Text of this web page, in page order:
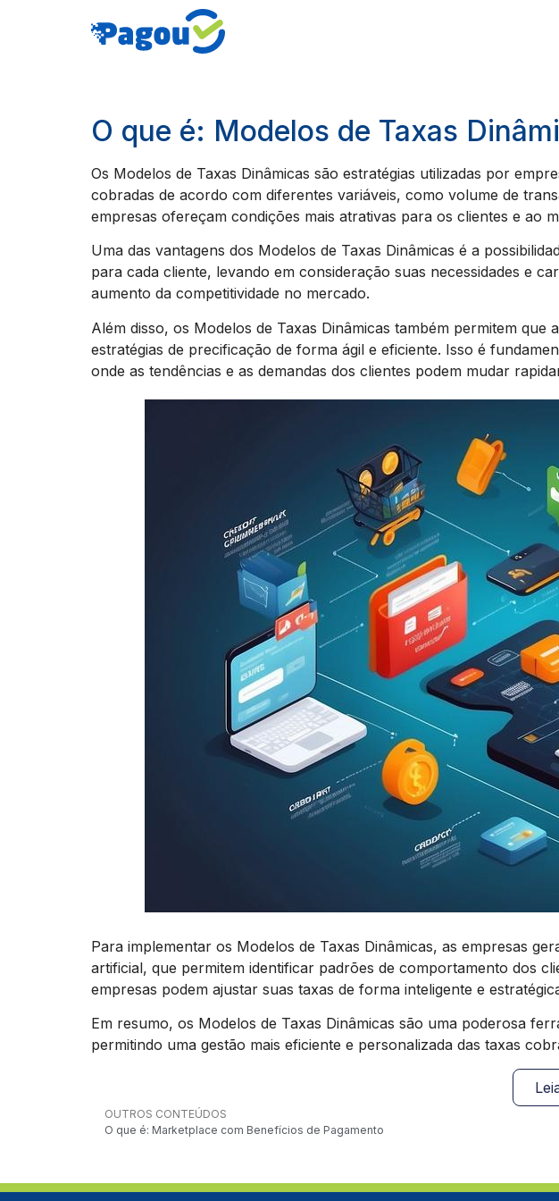
O que é: Modelos de Taxas
Os Modelos de Taxas Dinâmicas são estratégias utilizadas por
cobradas de acordo com diferentes variáveis, como volume de
empresas ofereçam condições mais atrativas para os clientes e ao
Uma das vantagens dos Modelos de Taxas Dinâmicas é a
para cada cliente, levando em consideração suas necessidades e
aumento da competitividade no mercado.
Além disso, os Modelos de Taxas Dinâmicas também permitem
estratégias de precificação de forma ágil e eficiente. Isso é
onde as tendências e as demandas dos clientes podem mudar
Para implementar os Modelos de Taxas Dinâmicas, as empresas
artificial, que permitem identificar padrões de comportamento dos
empresas podem ajustar suas taxas de forma inteligente e
Em resumo, os Modelos de Taxas Dinâmicas são uma poderosa
permitindo uma gestão mais eficiente e personalizada das taxas
OUTROS CONTEÚDOS
O que é: Marketplace com Benefícios de Pagamento